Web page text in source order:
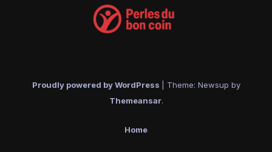
Proudly powered by WordPress
Theme: Newsup by
Themeansar.
Home